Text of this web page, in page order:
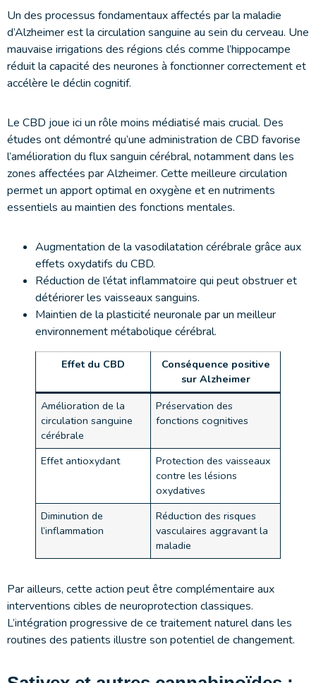
Un des processus fondamentaux affectés par la maladie
d’Alzheimer est la circulation sanguine au sein du cerveau. Une
mauvaise irrigations des régions clés comme l’hippocampe
réduit la capacité des neurones à fonctionner correctement et
accélère le déclin cognitif.
Le CBD joue ici un rôle moins médiatisé mais crucial. Des
études ont démontré qu’une administration de CBD favorise
l’amélioration du flux sanguin cérébral, notamment dans les
zones affectées par Alzheimer. Cette meilleure circulation
permet un apport optimal en oxygène et en nutriments
essentiels au maintien des fonctions mentales.
Augmentation de la vasodilatation cérébrale grâce aux
effets oxydatifs du CBD.
Réduction de l’état inflammatoire qui peut obstruer et
détériorer les vaisseaux sanguins.
Maintien de la plasticité neuronale par un meilleur
environnement métabolique cérébral.
Effet du CBD
Conséquence positive
sur Alzheimer
Amélioration de la
circulation sanguine
cérébrale
Préservation des
fonctions cognitives
Effet antioxydant
Protection des vaisseaux
contre les lésions
oxydatives
Diminution de
l’inflammation
Réduction des risques
vasculaires aggravant la
maladie
Par ailleurs, cette action peut être complémentaire aux
interventions cibles de neuroprotection classiques.
L’intégration progressive de ce traitement naturel dans les
routines des patients illustre son potentiel de changement.